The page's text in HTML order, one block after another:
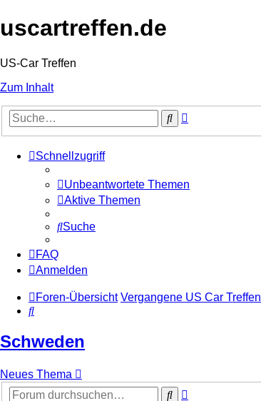
uscartreffen.de
US-Car Treffen
Zum Inhalt
Suche
Schnellzugriff
Unbeantwortete Themen
Aktive Themen
Suche
FAQ
Anmelden
Foren-Übersicht Vergangene US Car Treffen
Suche
Schweden
Neues Thema
Suche